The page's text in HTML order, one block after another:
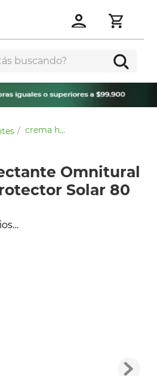
buscando?
crema humectante omnitural facial con protector solar 80 gr
Omnitural
Solar 80